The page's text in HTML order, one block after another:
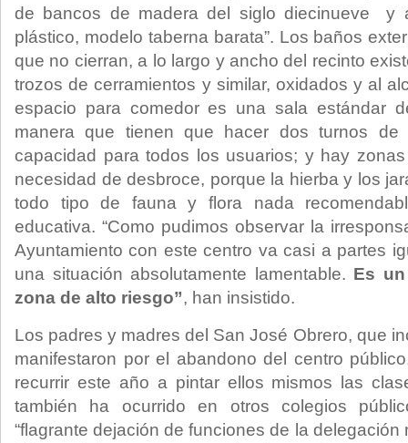
de bancos de madera del siglo diecinueve y
plástico, modelo taberna barata”. Los baños
que no cierran, a lo largo y ancho del recinto
trozos de cerramientos y similar, oxidados y al
espacio para comedor es una sala estándar
manera que tienen que hacer dos turnos
capacidad para todos los usuarios; y hay
necesidad de desbroce, porque la hierba y los
todo tipo de fauna y flora nada
educativa. “Como pudimos observar la
Ayuntamiento con este centro va casi a partes
una situación absolutamente lamentable. Es
zona de alto riesgo”, han insistido.
Los padres y madres del San José Obrero, que
manifestaron por el abandono del centro
recurrir este año a pintar ellos mismos las
también ha ocurrido en otros colegios
“flagrante dejación de funciones de la delegación